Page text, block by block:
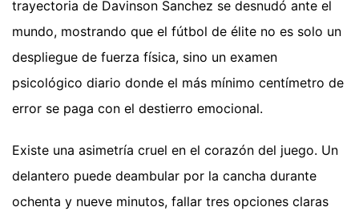
trayectoria de Davinson Sanchez se desnudó ante el
mundo, mostrando que el fútbol de élite no es solo un
despliegue de fuerza física, sino un examen
psicológico diario donde el más mínimo centímetro de
error se paga con el destierro emocional.
Existe una asimetría cruel en el corazón del juego. Un
delantero puede deambular por la cancha durante
ochenta y nueve minutos, fallar tres opciones claras